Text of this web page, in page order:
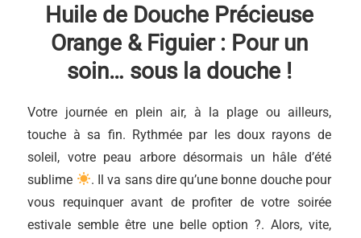
Huile de Douche Précieuse
Orange & Figuier : Pour un
soin… sous la douche !
Votre journée en plein air, à la plage ou ailleurs,
touche à sa fin. Rythmée par les doux rayons de
soleil, votre peau arbore désormais un hâle d’été
sublime
. Il va sans dire qu’une bonne douche pour
vous requinquer avant de profiter de votre soirée
estivale semble être une belle option ?. Alors, vite,